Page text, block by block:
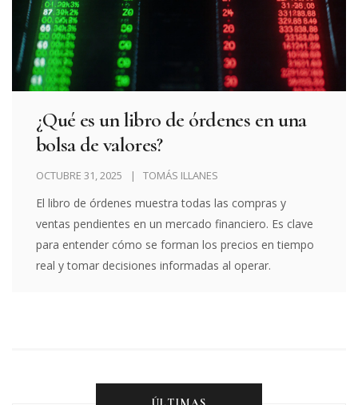
¿Qué es un libro de órdenes en una
bolsa de valores?
OCTUBRE 31, 2025 TOMÁS ILLANES
El libro de órdenes muestra todas las compras y
ventas pendientes en un mercado financiero. Es clave
para entender cómo se forman los precios en tiempo
real y tomar decisiones informadas al operar.